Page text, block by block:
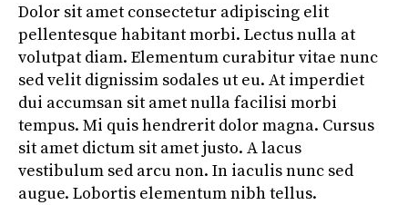
Dolor sit amet consectetur adipiscing elit
pellentesque habitant morbi. Lectus nulla at
volutpat diam. Elementum curabitur vitae nunc
sed velit dignissim sodales ut eu. At imperdiet
dui accumsan sit amet nulla facilisi morbi
tempus. Mi quis hendrerit dolor magna. Cursus
sit amet dictum sit amet justo. A lacus
vestibulum sed arcu non. In iaculis nunc sed
augue. Lobortis elementum nibh tellus.